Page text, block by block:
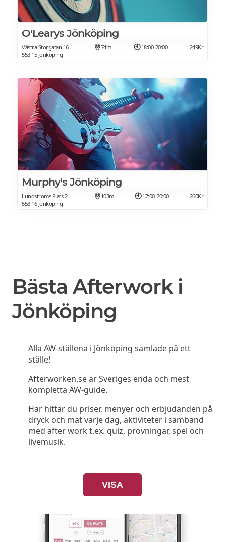
O'Learys Jönköping
Västra Storgatan 16
553 15 Jönköping
74m 18:00-20:00 249Kr
Murphy's Jönköping
Lundströms Plats 2
553 16 Jönköping
103m 17:00-20:00 260Kr
Bästa Afterwork i
Jönköping
Alla AW-ställena i Jönköping samlade på ett
ställe!
Afterworken.se är Sveriges enda och mest
kompletta AW-guide.
Här hittar du priser, menyer och erbjudanden på
dryck och mat varje dag, aktiviteter i samband
med after work t.ex. quiz, provningar, spel och
livemusik.
VISA